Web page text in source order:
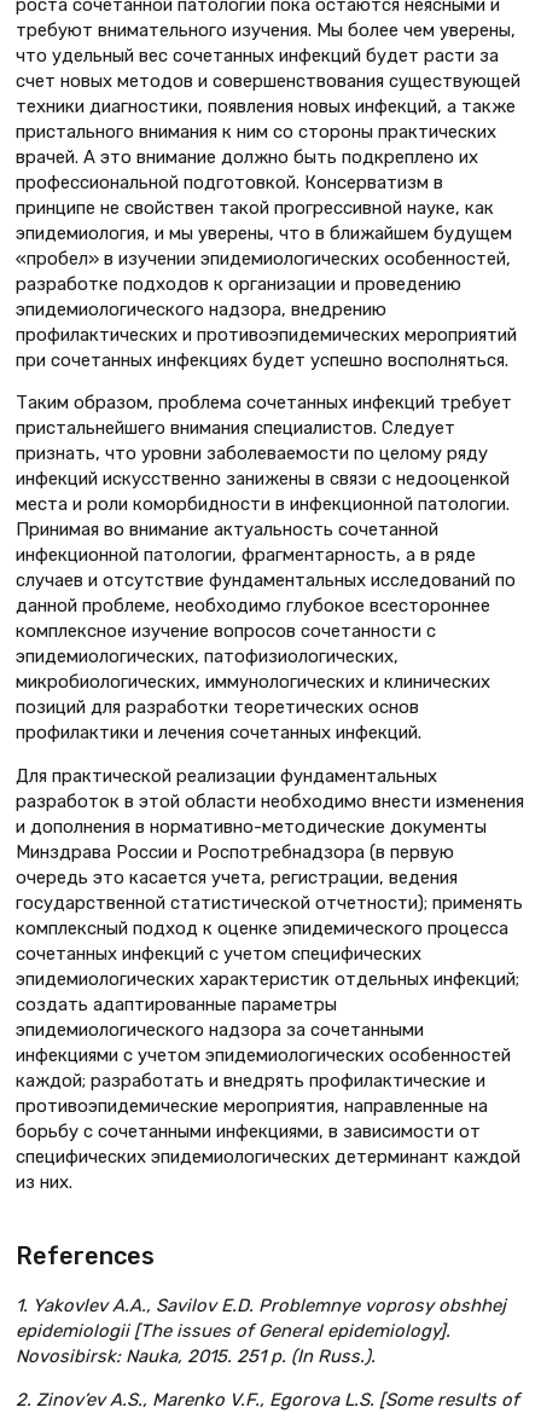
роста сочетанной патологии пока остаются неясными и
требуют внимательного изучения. Мы более чем уверены,
что удельный вес сочетанных инфекций будет расти за
счет новых методов и совершенствования существующей
техники диагностики, появления новых инфекций, а также
пристального внимания к ним со стороны практических
врачей. А это внимание должно быть подкреплено их
профессиональной подготовкой. Консерватизм в
принципе не свойствен такой прогрессивной науке, как
эпидемиология, и мы уверены, что в ближайшем будущем
«пробел» в изучении эпидемиологических особенностей,
разработке подходов к организации и проведению
эпидемиологического надзора, внедрению
профилактических и противоэпидемических мероприятий
при сочетанных инфекциях будет успешно восполняться.
Таким образом, проблема сочетанных инфекций требует
пристальнейшего внимания специалистов. Следует
признать, что уровни заболеваемости по целому ряду
инфекций искусственно занижены в связи с недооценкой
места и роли коморбидности в инфекционной патологии.
Принимая во внимание актуальность сочетанной
инфекционной патологии, фрагментарность, а в ряде
случаев и отсутствие фундаментальных исследований по
данной проблеме, необходимо глубокое всестороннее
комплексное изучение вопросов сочетанности с
эпидемиологических, патофизиологических,
микробиологических, иммунологичес­ких и клинических
позиций для разработки теоретических основ
профилактики и лечения сочетанных инфекций.
Для практической реализации фундаментальных
разработок в этой области необходимо внести изменения
и дополнения в нормативно-методические документы
Минздрава России и Роспотребнадзора (в первую
очередь это касается учета, регистрации, ведения
государственной статистической отчетности); применять
комплексный подход к оценке эпидемического процесса
сочетанных инфекций с учетом специфических
эпидемиологических характеристик отдельных инфекций;
создать адаптированные параметры
эпидемиологического надзора за сочетанными
инфекциями с учетом эпидемиологических особенностей
каждой; разработать и внедрять профилактические и
противоэпидемические мероприятия, направленные на
борьбу с сочетанными инфекциями, в зависимости от
специфических эпидемиологических детерминант каждой
из них.
References
1. Yakovlev A.A., Savilov E.D. Problemnye voprosy obshhej
epidemiologii [The issues of General epidemiology].
Novosibirsk: Nauka, 2015. 251 p. (In Russ.).
2. Zinov’ev A.S., Marenko V.F., Egorova L.S. [Some results of